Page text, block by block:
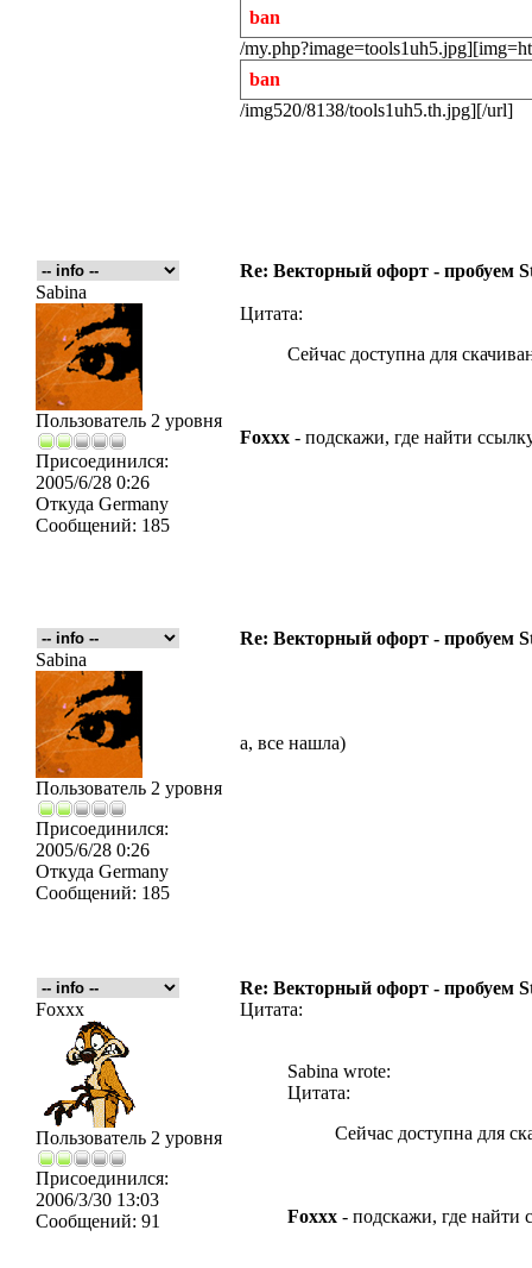
ban
/
ban
/img520/8138/tools1uh5.th.jpg][/url]
Re: Векторный офорт - пробуем
Sabina
Пользователь 2 уровня
Присоединился:
2005/6/28 0:26
Откуда Germany
Сообщений: 185
Цитата:
Сейчас доступна для
Foxxx - подскажи, где найти
Re: Векторный офорт - пробуем
Sabina
Пользователь 2 уровня
Присоединился:
2005/6/28 0:26
Откуда Germany
Сообщений: 185
а, все нашла)
Re: Векторный офорт - пробуем
Foxxx
Пользователь 2 уровня
Присоединился:
2006/3/30 13:03
Сообщений: 91
Цитата:
Sabina wrote:
Цитата:
Сейчас доступна для
Foxxx - подскажи, где найти